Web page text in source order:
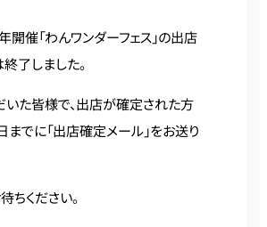
催「わんワンダーフェス」の出店
了しました。
いた皆様で、出店が確定された方
までに「出店確定メール」をお送り
ちください。